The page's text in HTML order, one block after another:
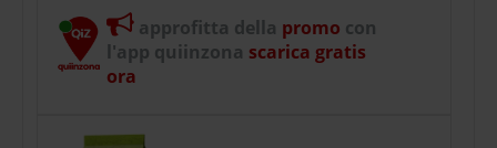
approfitta della promo con
l'app quiinzona scarica gratis
ora